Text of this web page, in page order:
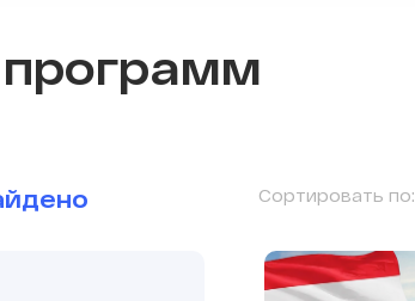
программ
Сортировать по: